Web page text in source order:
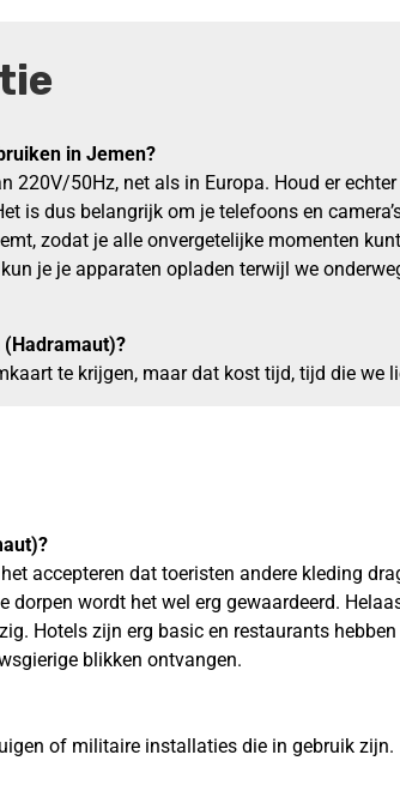
in Jemen?
220V/50Hz, net als in Europa. Houd er
is dus belangrijk om je telefoons en
zodat je alle onvergetelijke momenten
je je apparaten opladen terwijl we
te krijgen, maar dat kost tijd, tijd die we
accepteren dat toeristen andere kleding
wordt het wel erg gewaardeerd.
Hotels zijn erg basic en restaurants
blikken ontvangen.
of militaire installaties die in gebruik zijn.